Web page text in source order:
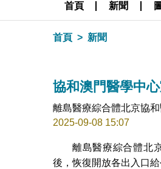
首頁 新聞
首頁 新聞
協和澳門醫學中
離島醫療綜合體北京協
2025-09-08 15:07
離島醫療綜合體北
後，恢復開放各出入口給